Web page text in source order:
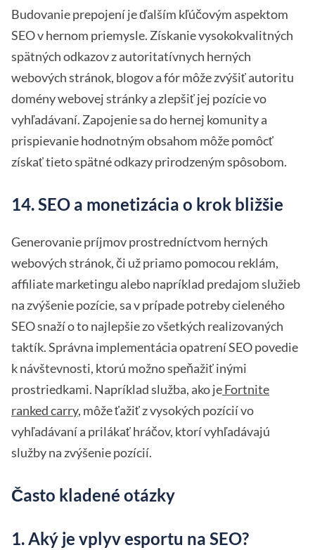
Budovanie prepojení je ďalším kľúčovým aspektom
SEO v hernom priemysle. Získanie vysokokvalitných
spätných odkazov z autoritatívnych herných
webových stránok, blogov a fór môže zvýšiť autoritu
domény webovej stránky a zlepšiť jej pozície vo
vyhľadávaní. Zapojenie sa do hernej komunity a
prispievanie hodnotným obsahom môže pomôcť
získať tieto spätné odkazy prirodzeným spôsobom.
14. SEO a monetizácia o krok bližšie
Generovanie príjmov prostredníctvom herných
webových stránok, či už priamo pomocou reklám,
affiliate marketingu alebo napríklad predajom služieb
na zvýšenie pozície, sa v prípade potreby cieleného
SEO snaží o to najlepšie zo všetkých realizovaných
taktík. Správna implementácia opatrení SEO povedie
k návštevnosti, ktorú možno speňažiť inými
prostriedkami. Napríklad služba, ako jeFortnite
ranked carry, môže ťažiť z vysokých pozícií vo
vyhľadávaní a prilákať hráčov, ktorí vyhľadávajú
služby na zvýšenie pozícií.
Často kladené otázky
1. Aký je vplyv esportu na SEO?